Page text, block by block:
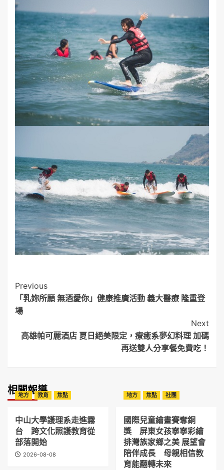
Post
Navigation
Previous
「乳妳所願 無酒愛你」健康推廣活動 義大醫療 隆重登
場
Next
高雄帕可麗酒店 夏日絕美限定，療癒系夢幻料理 加碼
再送雙人分享餐免費吃！
相關報導
地方 教育 焦點
中山大學護理系走進霧
台 跨文化照護教育從
部落開始
2026-08-08
地方 焦點 社團
國際兒童繪畫賽奪銅
獎 屏東女孩寧寧彩繪
排灣族家鄉之美 展望會
陪伴成長 母親相信教
育能翻轉未來